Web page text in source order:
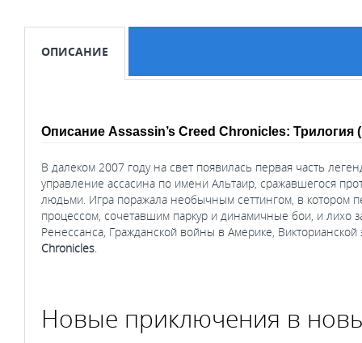
ОПИСАНИЕ
Описание Assassin’s Creed Chronicles: Трилогия
В далеком 2007 году на свет появилась первая часть
управление ассасина по имени Альтаир, сражавшегося
людьми. Игра поражала необычным сеттингом, в котором
процессом, сочетавшим паркур и динамичные бои, и
Ренессанса, Гражданской войны в Америке,
Chronicles
Новые приключения в